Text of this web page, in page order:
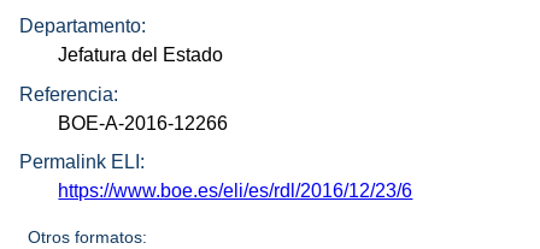
Departamento:
Jefatura del Estado
Referencia:
BOE-A-2016-12266
Permalink ELI:
https://www.boe.es/eli/es/rdl/2016/12/23/6
Otros formatos: